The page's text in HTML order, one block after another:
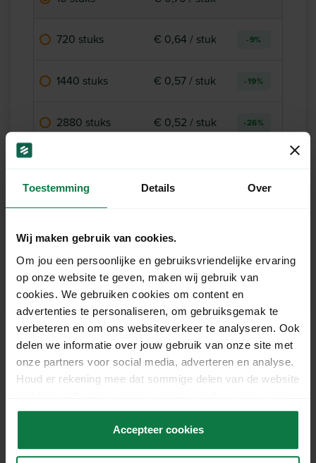
Toestemming Details Over
Wij maken gebruik van cookies.
Om jou een persoonlijke en gebruiksvriendelijke ervaring
op onze website te geven, maken wij gebruik van
cookies. We gebruiken cookies om content en
advertenties te personaliseren, om gebruiksgemak te
verbeteren en om ons websiteverkeer te analyseren. Ook
delen we informatie over jouw gebruik van onze site met
onze partners voor social media, adverteren en analyse.
Houd er rekening mee dat sommige delen van de website
accepteert.
Accepteer cookies
720 stuks € 0,64 / stuk -9%
1440 stuks € 0,57 / stuk -19%
2880 stuks € 0,52 / stuk -26%
uur.
Gratis verzending vanaf €125,- excl. BTW
Productomschrijving
x 130 x 70 mm, voorzien van een handige plak- en
tearstrip, biedt een efficiënte en betrouwbare
verpakkingsoplossing voor diverse producten.